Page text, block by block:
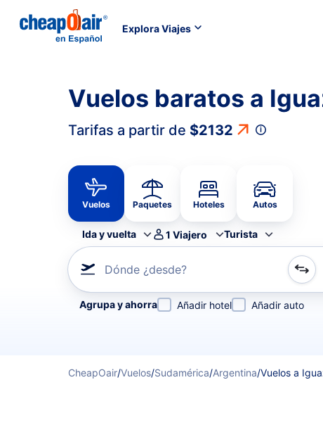
Explora Viajes
Vuelos baratos a
Tarifas a partir de $2132
Vuelos Paquetes Hoteles Autos
Ida y vuelta 1 Viajero Turista
Dónde ¿desde?
Refina tu búsqueda por aerolínea, por ciudad o
Agrupa y ahorra Añadir hotel Añadir auto
CheapOair/Vuelos/Sudamérica/Argentina/Vuelos a